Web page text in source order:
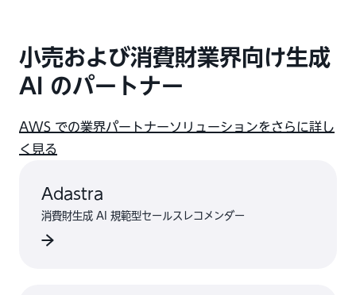
小売および消費財業界向け生成
AI のパートナー
AWS での業界パートナーソリューションをさらに詳し
く見る
Adastra
消費財生成 AI 規範型セールスレコメンダー